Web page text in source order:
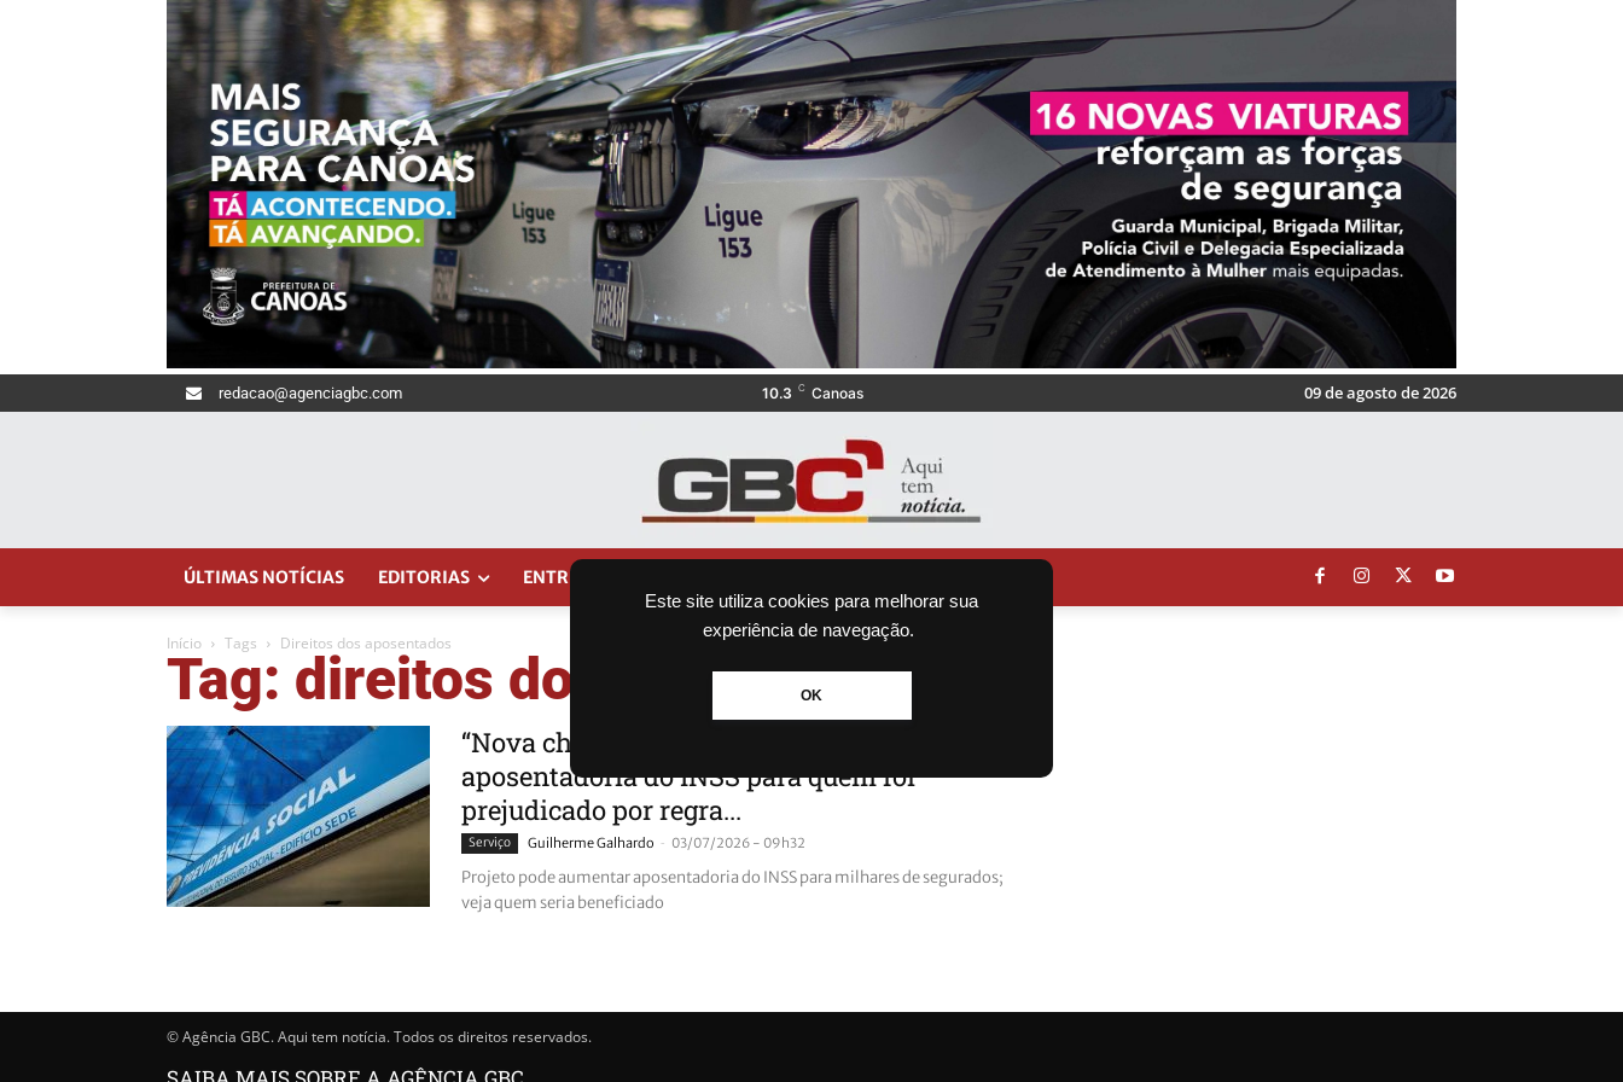
Este site utiliza cookies para melhorar sua
experiência de navegação.
OK
redacao@agenciagbc.com 10.3 C Canoas 09 de agosto de 2026
ÚLTIMAS NOTÍCIAS EDITORIAS ENTRETENIMENTO
Início Tags Direitos dos aposentados
Tag: direitos dos aposentados
“Nova chance?”: projeto promete aumentar
aposentadoria do INSS para quem foi
prejudicado por regra...
Serviço Guilherme Galhardo - 03/07/2026 - 09h32
Projeto pode aumentar aposentadoria do INSS para milhares de segurados;
veja quem seria beneficiado
© Agência GBC. Aqui tem notícia. Todos os direitos reservados.